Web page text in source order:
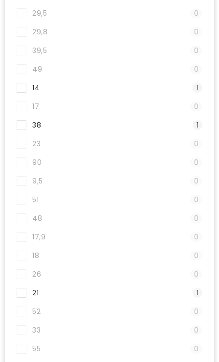
29,5
0
29,8
0
39,5
0
49
0
14
1
17
0
38
1
23
0
90
0
9,5
0
51
0
48
0
17,9
0
18
0
26
0
21
1
52
0
33
0
55
0